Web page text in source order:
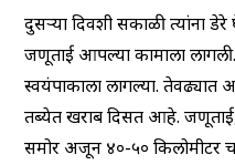
दुसऱ्या दिवशी सकाळी त्यांना
जणूताई आपल्या कामाला
स्वयंपाकाला लागल्या.
तब्येत खराब दिसत आहे. जणूताई,
समोर अजून ४०-५० किलोमीटर